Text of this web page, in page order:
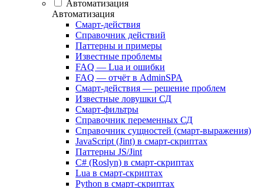
Автоматизация
Автоматизация
Смарт-действия
Справочник действий
Паттерны и примеры
Известные проблемы
FAQ — Lua и ошибки
FAQ — отчёт в AdminSPA
Смарт-действия — решение проблем
Известные ловушки СД
Смарт-фильтры
Справочник переменных СД
Справочник сущностей (смарт-выражения)
JavaScript (Jint) в смарт-скриптах
Паттерны JS/Jint
C# (Roslyn) в смарт-скриптах
Lua в смарт-скриптах
Python в смарт-скриптах